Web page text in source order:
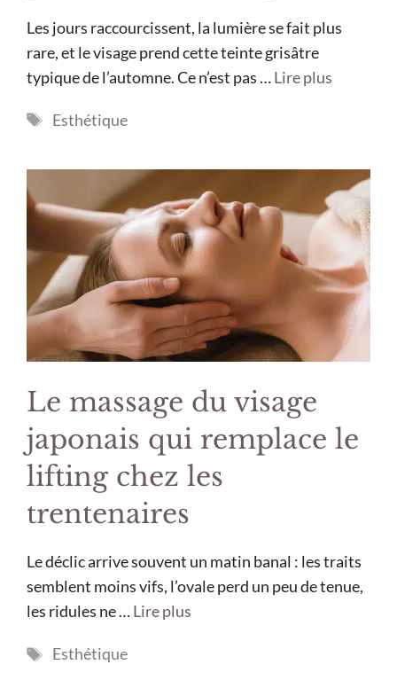
Les jours raccourcissent, la lumière se fait plus
rare, et le visage prend cette teinte grisâtre
typique de l’automne. Ce n’est pas …Lire plus
Étiquettes
Esthétique
Le massage du visage
japonais qui remplace le
lifting chez les
trentenaires
Le déclic arrive souvent un matin banal : les traits
semblent moins vifs, l’ovale perd un peu de tenue,
les ridules ne …Lire plus
Étiquettes
Esthétique